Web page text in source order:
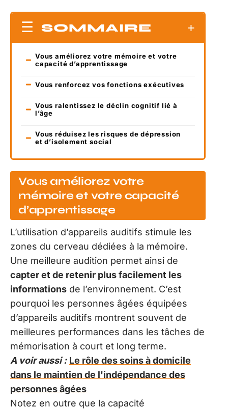
SOMMAIRE
Vous améliorez votre mémoire et votre
capacité d’apprentissage
Vous renforcez vos fonctions exécutives
Vous ralentissez le déclin cognitif lié à
l’âge
Vous réduisez les risques de dépression
et d’isolement social
Vous améliorez votre
mémoire et votre capacité
d’apprentissage
L’utilisation d’appareils auditifs stimule les
zones du cerveau dédiées à la mémoire.
Une meilleure audition permet ainsi de
capter et de retenir plus facilement les
informations de l’environnement. C’est
pourquoi les personnes âgées équipées
d’appareils auditifs montrent souvent de
meilleures performances dans les tâches de
mémorisation à court et long terme.
A voir aussi : Le rôle des soins à domicile
dans le maintien de l'indépendance des
personnes âgées
Notez en outre que la capacité